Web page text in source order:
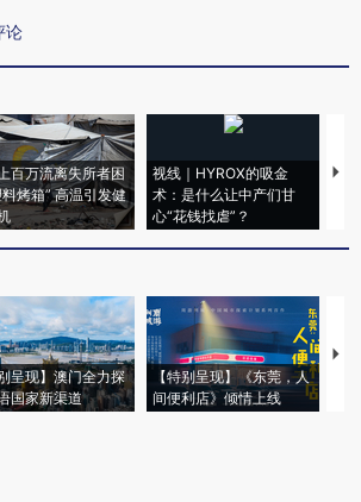
论
百万流离失所者困
烤箱” 高温引发健
视线｜HYROX的吸金
术：是什么让中产们甘
心“花钱找虐”？
马
呈现】澳门全力探
国家新渠道
【特别呈现】《东莞，人
间便利店》倾情上线
【